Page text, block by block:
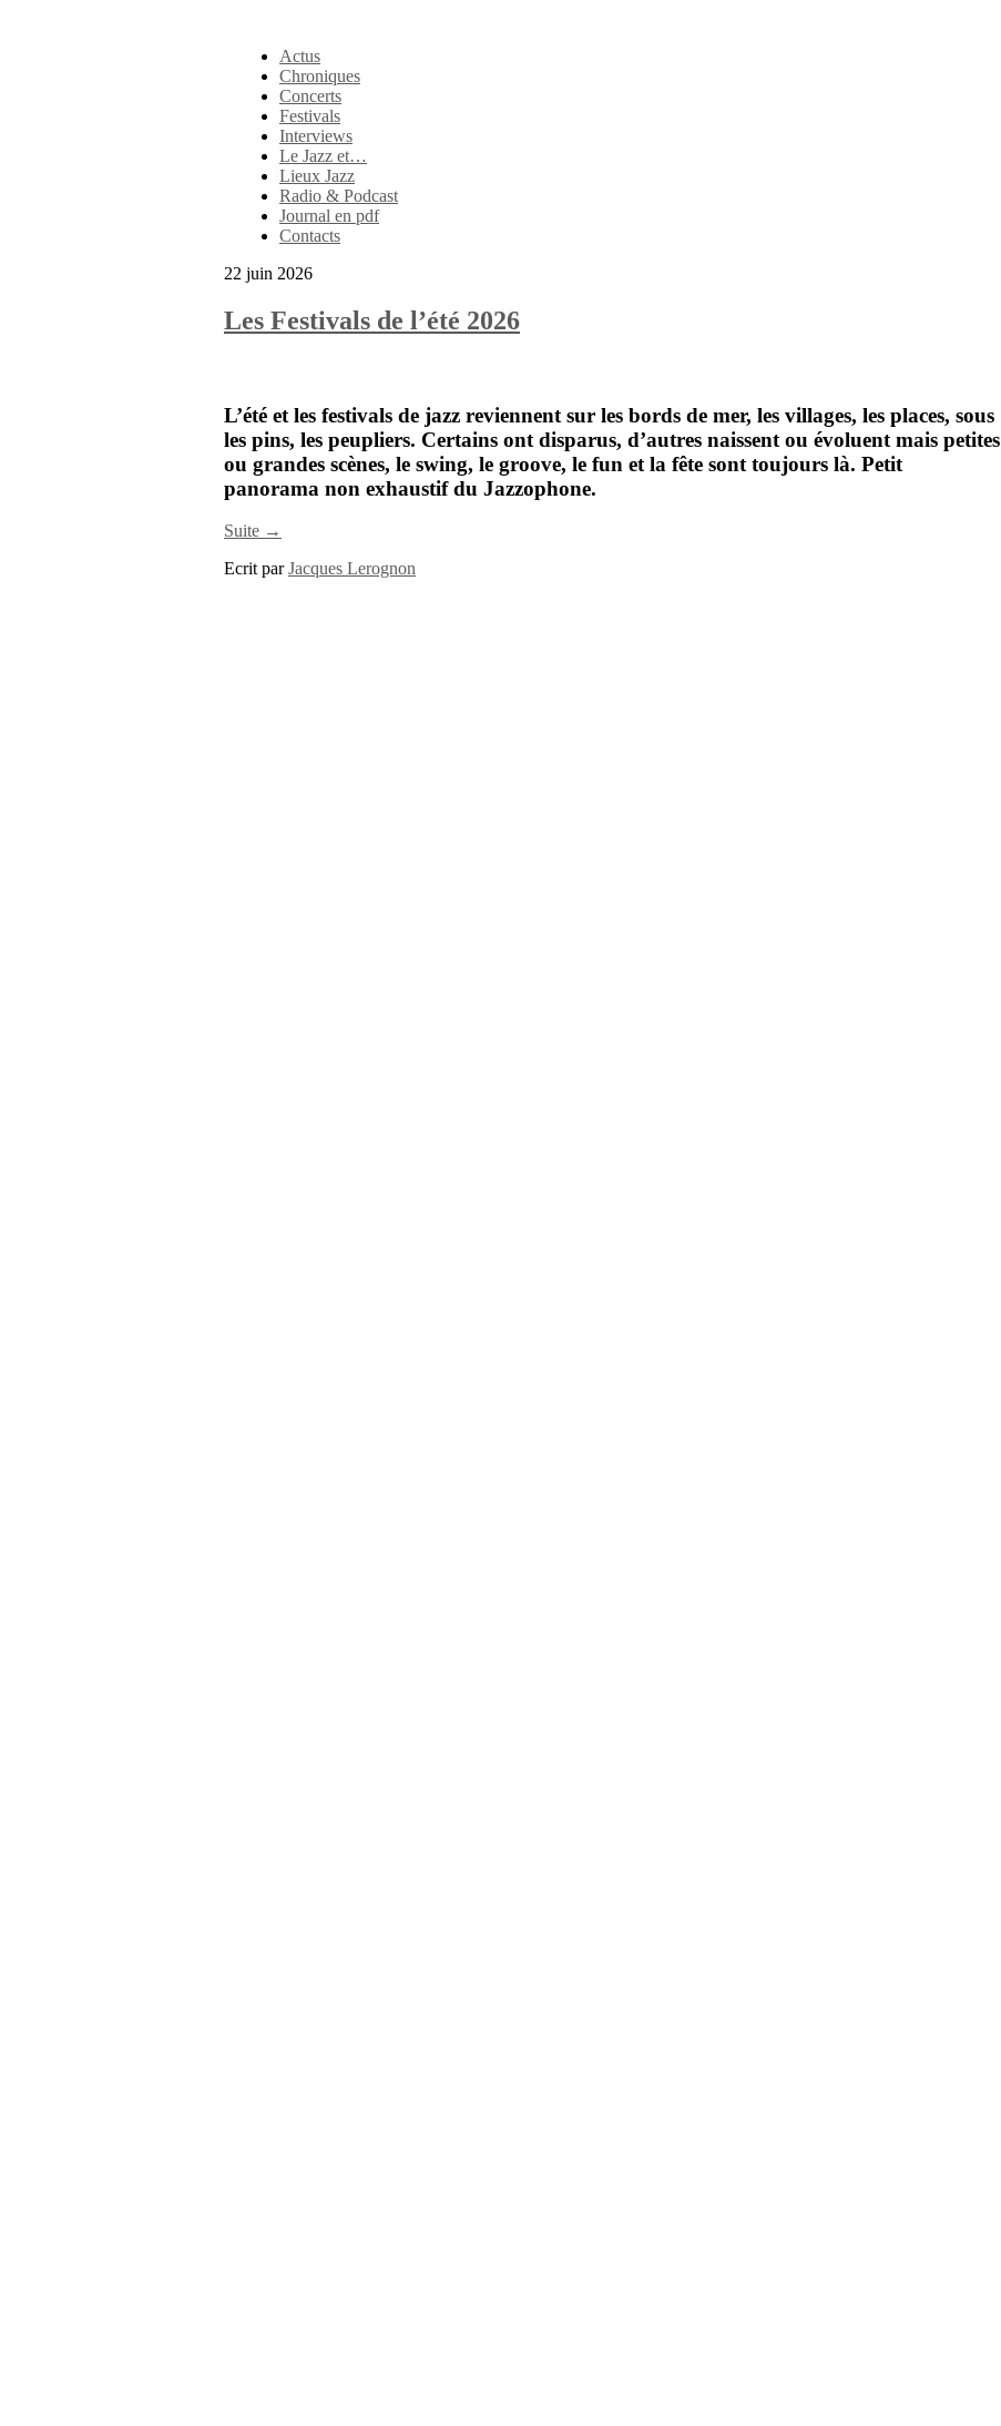
Actus
Chroniques
Concerts
Festivals
Interviews
Le Jazz et…
Lieux Jazz
Radio & Podcast
Journal en pdf
Contacts
22 juin 2026
Les Festivals de l’été 2026
L’été et les festivals de jazz reviennent sur les bords de mer, les villages, les places, sous
les pins, les peupliers. Certains ont disparus, d’autres naissent ou évoluent mais petites
ou grandes scènes, le swing, le groove, le fun et la fête sont toujours là. Petit
panorama non exhaustif du Jazzophone.
Suite →
Ecrit parJacques Lerognon